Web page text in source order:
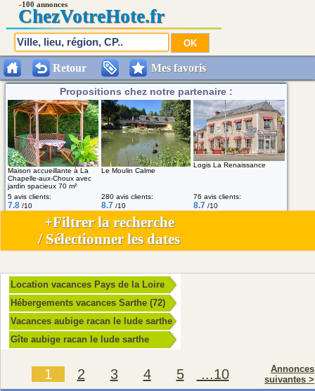
Propositions chez notre partenaire :
Maison accueillante à La
Chapelle-aux-Choux avec
jardin spacieux 70 m²
Le Moulin Calme
Logis La Renaissance
5 avis clients:
7.8 /10
280 avis clients:
8.7 /10
76 avis clients:
8.7 /10
Retour Mes favoris
-100 annonces
ChezVotreHote.fr
Location vacances Pays de la Loire
Hébergements vacances Sarthe (72)
Vacances aubige racan le lude sarthe
Gîte aubige racan le lude sarthe
1 2 3 4 5 ...10
Annonces
suivantes >
+Filtrer la recherche
/ Sélectionner les dates